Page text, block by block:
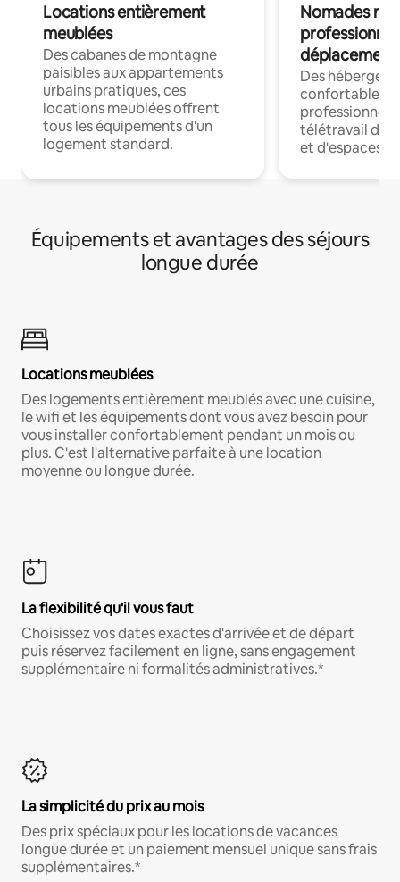
Locations entièrement
meublées
Des cabanes de montagne
paisibles aux appartements
urbains pratiques, ces
locations meublées offrent
tous les équipements d'un
logement standard.
Nomades
déplacement
Des
confortables
professionnels
télétravail
et d'espaces
Équipements et avantages des séjours
longue durée
Locations meublées
Des logements entièrement meublés avec une cuisine,
le wifi et les équipements dont vous avez besoin pour
vous installer confortablement pendant un mois ou
plus. C'est l'alternative parfaite à une location
moyenne ou longue durée.
La flexibilité qu'il vous faut
Choisissez vos dates exactes d'arrivée et de départ
puis réservez facilement en ligne, sans engagement
supplémentaire ni formalités administratives.*
La simplicité du prix au mois
Des prix spéciaux pour les locations de vacances
longue durée et un paiement mensuel unique sans frais
supplémentaires.*